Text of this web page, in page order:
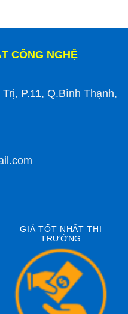
CÔNG NGHỆ
P.11, Q.Bình Thạnh,
GIÁ TỐT NHẤT THỊ
TRƯỜNG